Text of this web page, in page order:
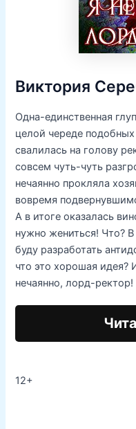
Виктория
Одна-единственная
целой череде
свалилась на голову
совсем чуть-чуть
нечаянно прокляла
вовремя
А в итоге оказалась
нужно жениться! Что?
буду разработать
что это хорошая идея?
нечаянно, лорд-ректор!
12+